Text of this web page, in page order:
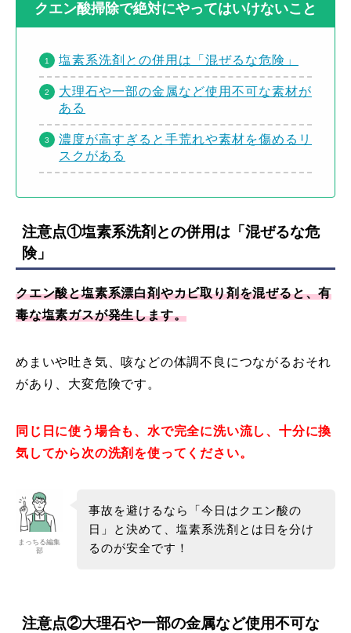
クエン酸掃除で絶対にやってはいけないこと
塩素系洗剤との併用は「混ぜるな危険」
大理石や一部の金属など使用不可な素材が
ある
濃度が高すぎると手荒れや素材を傷めるリ
スクがある
注意点①塩素系洗剤との併用は「混ぜるな危
険」
クエン酸と塩素系漂白剤やカビ取り剤を混ぜると、有
毒な塩素ガスが発生します。
めまいや吐き気、咳などの体調不良につながるおそれ
があり、大変危険です。
同じ日に使う場合も、水で完全に洗い流し、十分に換
気してから次の洗剤を使ってください。
まっちる編集
部
事故を避けるなら「今日はクエン酸の
日」と決めて、塩素系洗剤とは日を分け
るのが安全です！
注意点②大理石や一部の金属など使用不可な